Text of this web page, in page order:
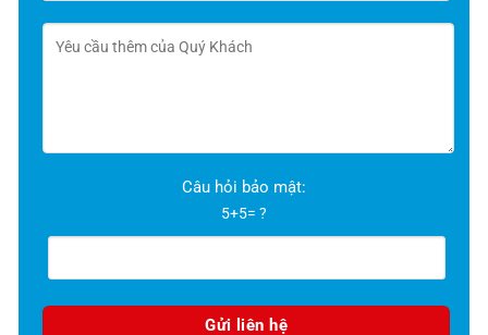
Câu hỏi bảo mật:
5+5= ?